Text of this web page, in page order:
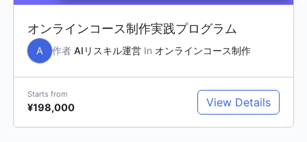
オンラインコース制作実践プログラム
A 作者 AIリスキル運営In オンラインコース制作
Starts from
¥198,000 View Details